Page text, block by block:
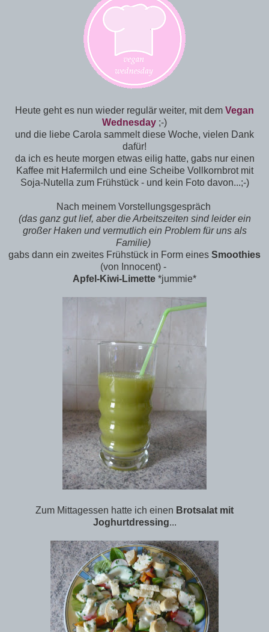
Heute geht es nun wieder regulär weiter, mit dem Vegan
Wednesday ;-)
und die liebe Carola sammelt diese Woche, vielen Dank
dafür!
da ich es heute morgen etwas eilig hatte, gabs nur einen
Kaffee mit Hafermilch und eine Scheibe Vollkornbrot mit
Soja-Nutella zum Frühstück - und kein Foto davon...;-)
Nach meinem Vorstellungsgespräch
(das ganz gut lief, aber die Arbeitszeiten sind leider ein
großer Haken und vermutlich ein Problem für uns als
Familie)
gabs dann ein zweites Frühstück in Form eines Smoothies
(von Innocent) -
Apfel-Kiwi-Limette *jummie*
Zum Mittagessen hatte ich einen Brotsalat mit
Joghurtdressing...